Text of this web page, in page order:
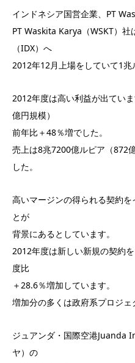
インドネシア国営企業、PT
PT Waskita Karya（WSKT）
（IDX）へ
2012年12月上場をしていて1兆
2012年度は高い利益が出てい
億円規模）
前年比＋48％増でした。
売上は8兆7200億ルピア（872
した。
高いマージンの得られる契約
とが
背景にあるとしています。
2012年度は新しい新規の契約
度比
＋28.6％増加しています。
増加分の多くは政府系プロジェ
ジュアンダ・国際空港
ヤ）の